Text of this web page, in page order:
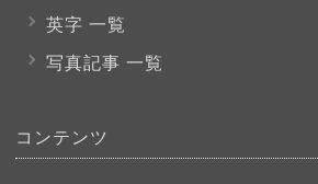
英字 一覧
写真記事 一覧
コンテンツ